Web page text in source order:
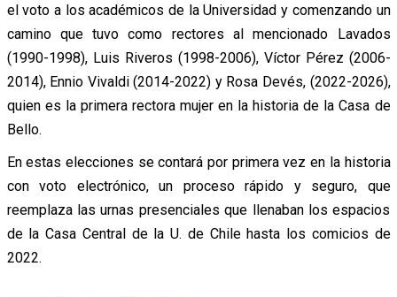
el voto a los académicos de la Universidad y comenzando un
camino que tuvo como rectores al mencionado Lavados
(1990-1998), Luis Riveros (1998-2006), Víctor Pérez (2006-
2014), Ennio Vivaldi (2014-2022) y Rosa Devés, (2022-2026),
quien es la primera rectora mujer en la historia de la Casa de
Bello.
En estas elecciones se contará por primera vez en la historia
con voto electrónico, un proceso rápido y seguro, que
reemplaza las urnas presenciales que llenaban los espacios
de la Casa Central de la U. de Chile hasta los comicios de
2022.